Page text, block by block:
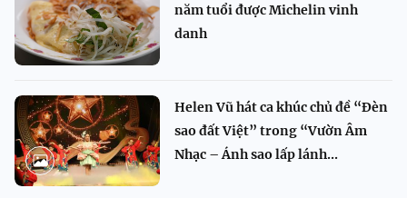
năm tuổi được Michelin vinh
danh
Helen Vũ hát ca khúc chủ đề “Đèn
sao đất Việt” trong “Vườn Âm
Nhạc – Ánh sao lấp lánh...